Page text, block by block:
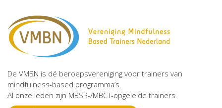
De VMBN is dé beroepsvereniging voor trainers van
mindfulness-based programma’s.
Al onze leden zijn MBSR-/MBCT-opgeleide trainers.